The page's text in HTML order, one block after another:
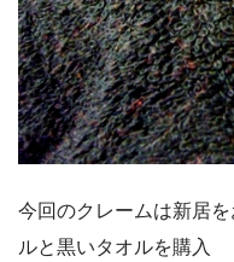
今回のクレームは新居
ルと黒いタオルを購入